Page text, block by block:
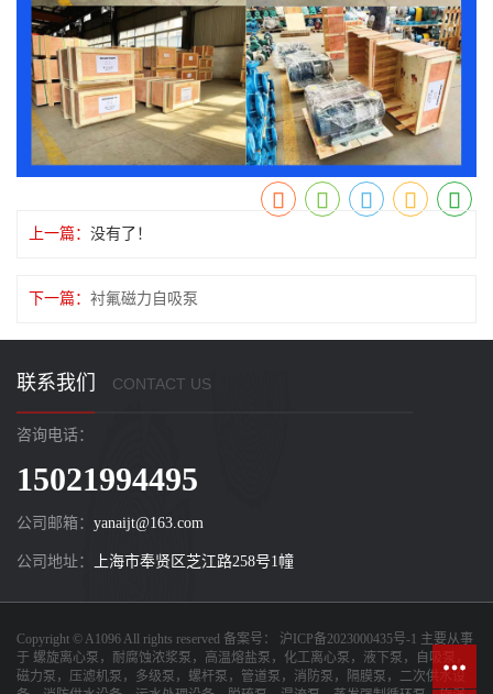
上一篇： 没有了！
下一篇： 衬氟磁力自吸泵
联系我们 CONTACT US
咨询电话：
15021994495
公司邮箱： yanaijt@163.com
公司地址： 上海市奉贤区芝江路258号1幢
Copyright © A1096 All rights reserved 备案号： 沪ICP备2023000435号-1 主要从事
于 螺旋离心泵，耐腐蚀浓浆泵，高温熔盐泵，化工离心泵，液下泵，自吸泵，
磁力泵，压滤机泵，多级泵，螺杆泵，管道泵，消防泵，隔膜泵，二次供水设